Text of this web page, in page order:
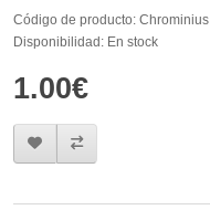
Código de producto: Chrominius
Disponibilidad: En stock
1.00€